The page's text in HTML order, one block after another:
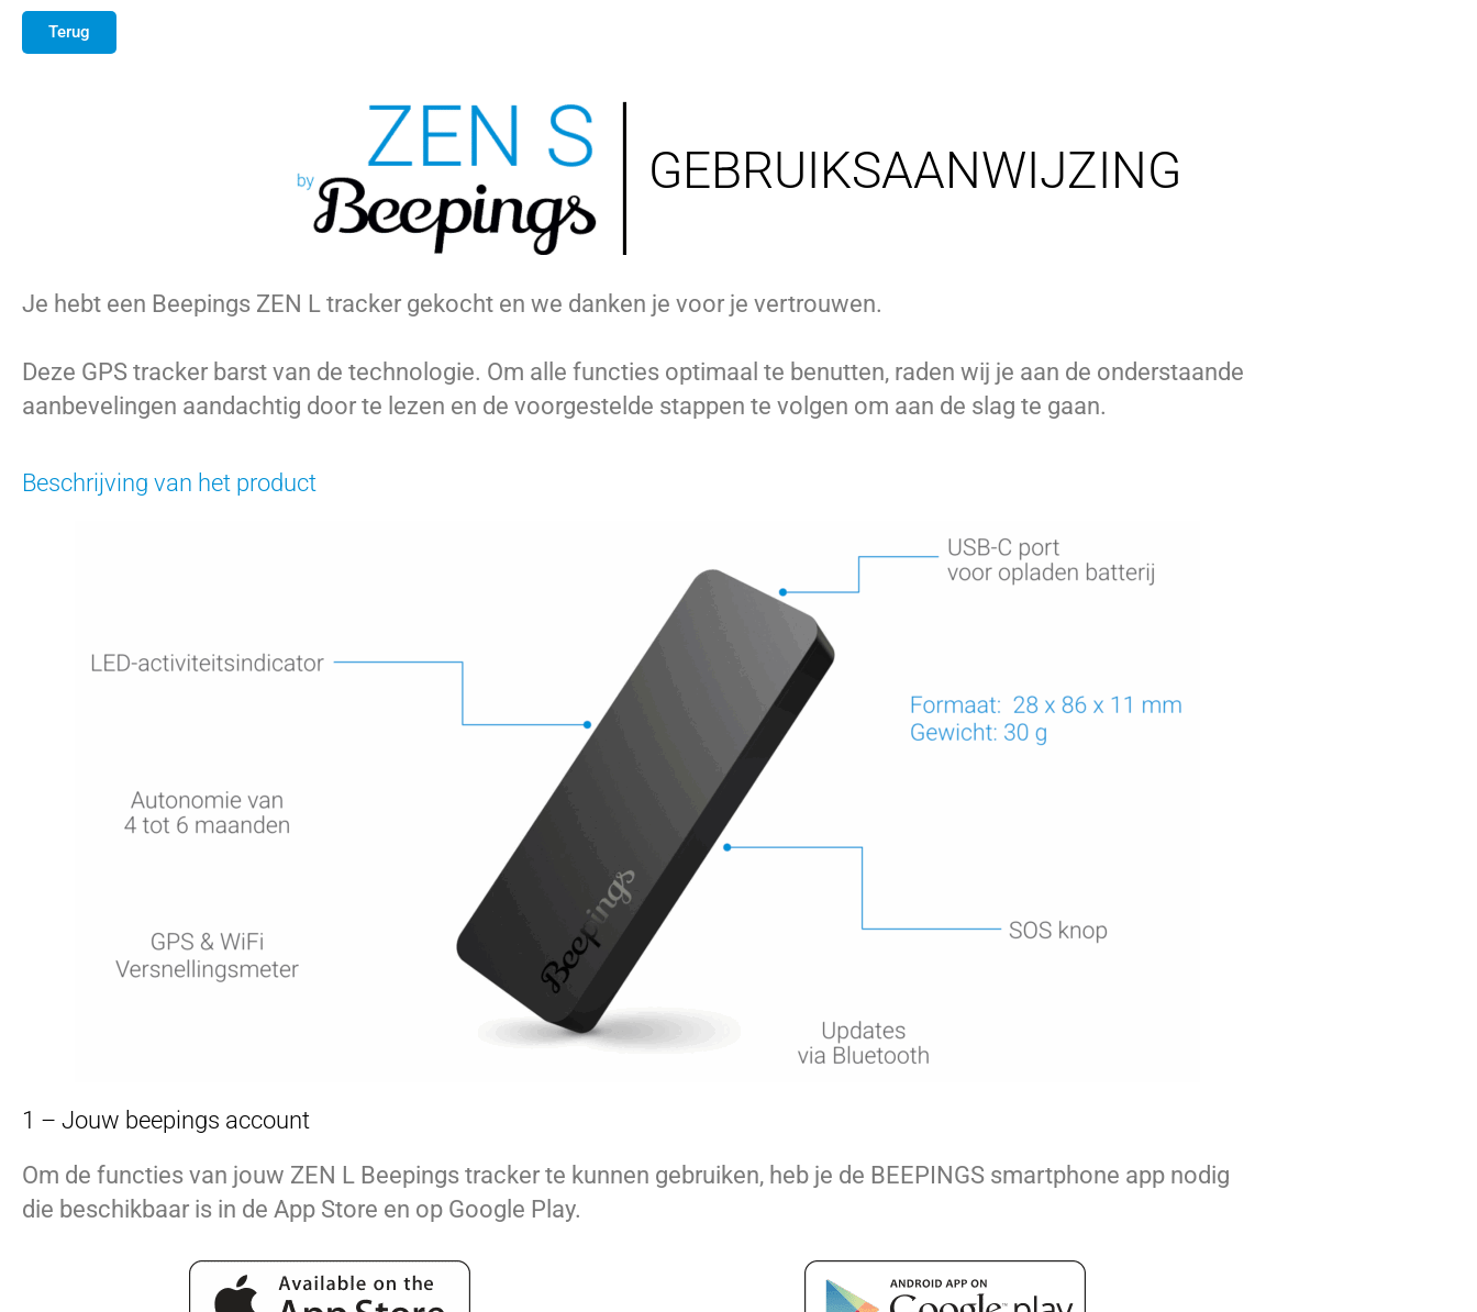
Terug
GEBRUIKSAANWIJZING
Je hebt een Beepings ZEN L tracker gekocht en we danken je voor je vertrouwen.
Deze GPS tracker barst van de technologie. Om alle functies optimaal te benutten, raden wij je aan de onderstaande
aanbevelingen aandachtig door te lezen en de voorgestelde stappen te volgen om aan de slag te gaan.
Beschrijving van het product
1 – Jouw beepings account
Om de functies van jouw ZEN L Beepings tracker te kunnen gebruiken, heb je de BEEPINGS smartphone app nodig
die beschikbaar is in de App Store en op Google Play.